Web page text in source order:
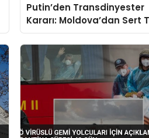
Putin’den Transdinyester
Kararı: Moldova’dan Sert
Geldi